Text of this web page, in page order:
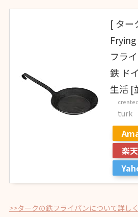
[ ター
フラ
鉄 ド
生活 [
turk
楽
>>タークの鉄フライパンについて詳し